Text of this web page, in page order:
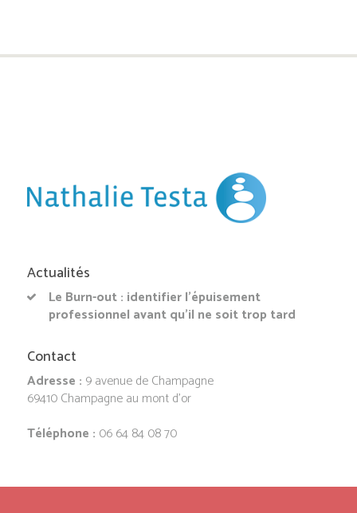
Actualités
Le Burn-out : identifier l’épuisement
professionnel avant qu’il ne soit trop tard
Contact
Adresse : 9 avenue de Champagne
69410 Champagne au mont d’or
Téléphone : 06 64 84 08 70